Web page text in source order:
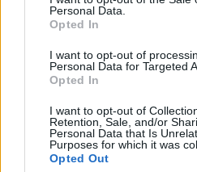
Personal Data.
Opted In
I want to opt-out of
Personal Data for Targeted
Opted In
I want to opt-out of
Retention, Sale, and/or
Personal Data that Is
Purposes for which it was
Opted Out
Teitelbaum Levente•2010. március 18.
Furcsa dolgok derültek ki a
Röhögtünk egy jót rajt' de
gondolkodnunk rajta,
mekkora szakadék tátong
szólamai és szóvivőjének
között. Megdöbbentő pár…